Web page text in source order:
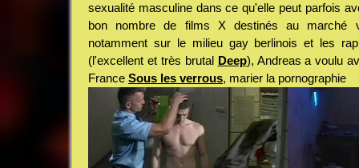
sexualité masculine dans ce qu'elle peut parfois
bon nombre de films X destinés au marché
notamment sur le milieu gay berlinois et les
(l'excellent et très brutal Deep), Andreas a voulu
France Sous les verrous, marier la pornographie